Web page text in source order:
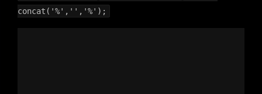
concat('%','','%');